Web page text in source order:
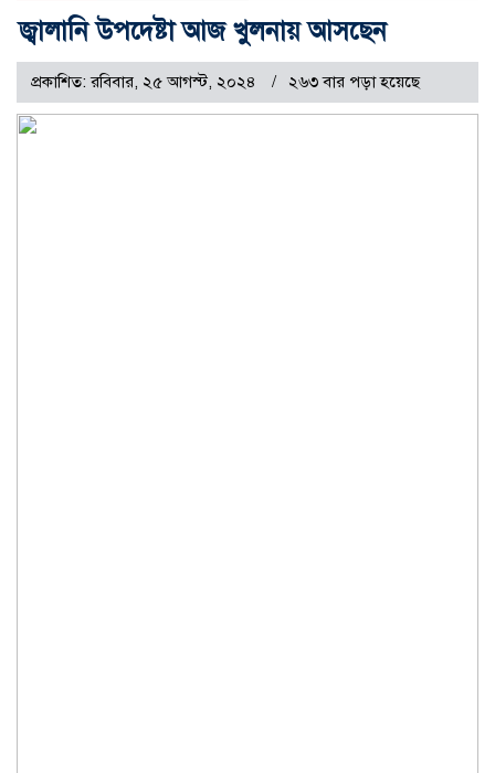
জ্বালানি উপদেষ্টা আজ খুলনায় আসছেন
প্রকাশিত: রবিবার, ২৫ আগস্ট, ২০২৪ ২৬৩ বার পড়া হয়েছে